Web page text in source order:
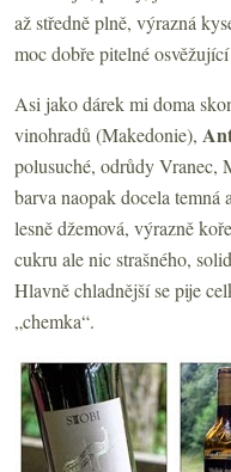
až středně plně, výrazná
moc dobře pitelné
Asi jako dárek mi doma
vinohradů (Makedonie),
polusuché, odrůdy Vranec,
barva naopak docela temná
lesně džemová, výrazně
cukru ale nic strašného,
Hlavně chladnější se pije
„chemka“.